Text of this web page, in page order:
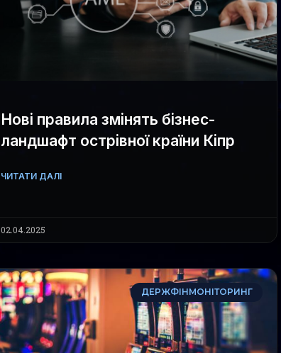
Нові правила змінять бізнес-
ландшафт острівної країни Кіпр
ЧИТАТИ ДАЛІ
02.04.2025
ДЕРЖФІНМОНІТОРИНГ